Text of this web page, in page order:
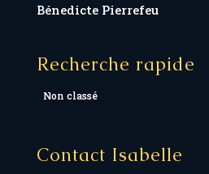
Bénedicte Pierrefeu
Recherche rapide
Non classé
Contact Isabelle